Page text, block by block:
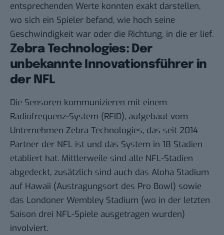
entsprechenden Werte konnten exakt darstellen,
wo sich ein Spieler befand, wie hoch seine
Geschwindigkeit war oder die Richtung, in die er lief.
Zebra Technologies: Der
unbekannte Innovationsführer in
der NFL
Die Sensoren kommunizieren mit einem
Radiofrequenz-System (RFID), aufgebaut vom
Unternehmen Zebra Technologies, das seit 2014
Partner der NFL ist und das System in 18 Stadien
etabliert hat. Mittlerweile sind alle NFL-Stadien
abgedeckt, zusätzlich sind auch das Aloha Stadium
auf Hawaii (Austragungsort des Pro Bowl) sowie
das Londoner Wembley Stadium (wo in der letzten
Saison drei NFL-Spiele ausgetragen wurden)
involviert.